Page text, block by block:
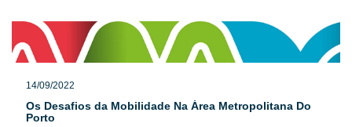
14/09/2022
Os Desafios da Mobilidade Na Área Metropolitana Do
Porto